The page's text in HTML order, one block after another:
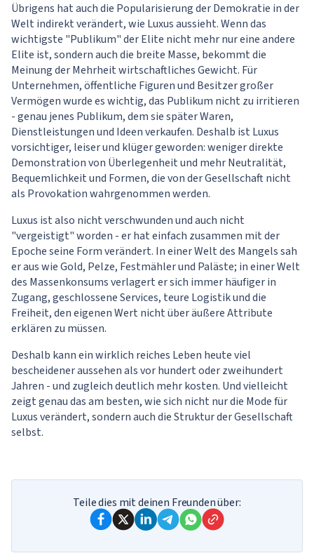
Übrigens hat auch die Popularisierung der Demokratie in der
Welt indirekt verändert, wie Luxus aussieht. Wenn das
wichtigste "Publikum" der Elite nicht mehr nur eine andere
Elite ist, sondern auch die breite Masse, bekommt die
Meinung der Mehrheit wirtschaftliches Gewicht. Für
Unternehmen, öffentliche Figuren und Besitzer großer
Vermögen wurde es wichtig, das Publikum nicht zu irritieren
- genau jenes Publikum, dem sie später Waren,
Dienstleistungen und Ideen verkaufen. Deshalb ist Luxus
vorsichtiger, leiser und klüger geworden: weniger direkte
Demonstration von Überlegenheit und mehr Neutralität,
Bequemlichkeit und Formen, die von der Gesellschaft nicht
als Provokation wahrgenommen werden.
Luxus ist also nicht verschwunden und auch nicht
"vergeistigt" worden - er hat einfach zusammen mit der
Epoche seine Form verändert. In einer Welt des Mangels sah
er aus wie Gold, Pelze, Festmähler und Paläste; in einer Welt
des Massenkonsums verlagert er sich immer häufiger in
Zugang, geschlossene Services, teure Logistik und die
Freiheit, den eigenen Wert nicht über äußere Attribute
erklären zu müssen.
Deshalb kann ein wirklich reiches Leben heute viel
bescheidener aussehen als vor hundert oder zweihundert
Jahren - und zugleich deutlich mehr kosten. Und vielleicht
zeigt genau das am besten, wie sich nicht nur die Mode für
Luxus verändert, sondern auch die Struktur der Gesellschaft
selbst.
Teile dies mit deinen Freunden über: